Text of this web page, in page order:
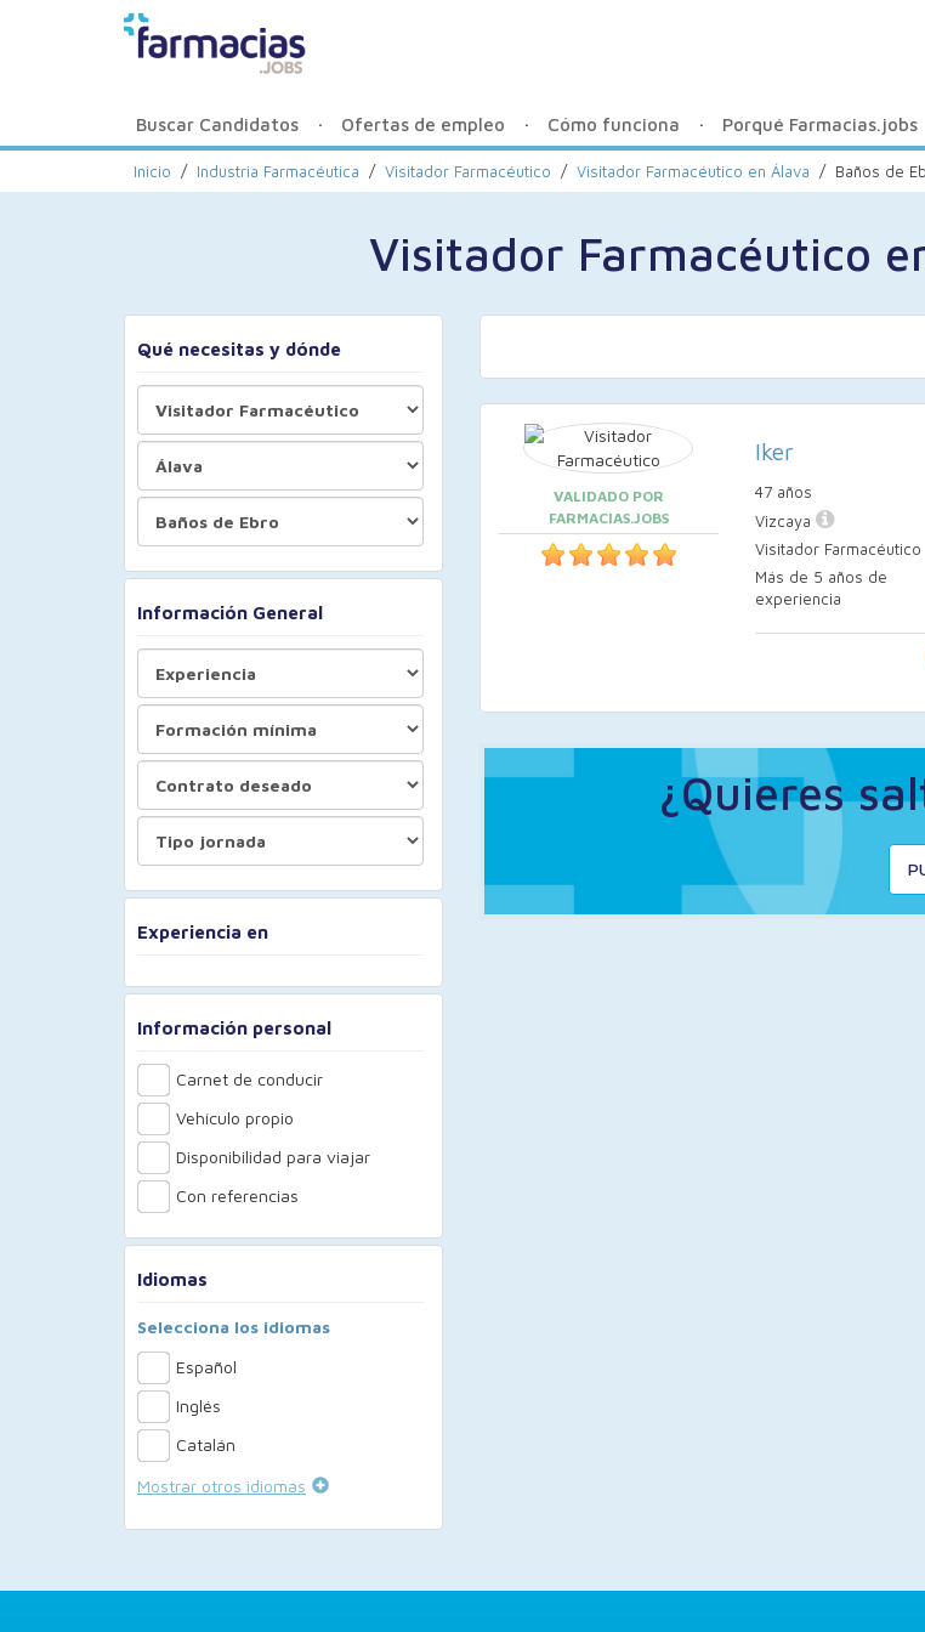
Buscar Candidatos Ofertas de empleo Cómo funciona Porqué Farmacias.jobs
Inicio / Industria Farmacéutica / Visitador Farmacéutico / Visitador Farmacéutico en Álava / Baños de
Visitador Farmacéutico
Qué necesitas y dónde
Información General
Experiencia en
Información personal
Carnet de conducir
Vehículo propio
Disponibilidad para viajar
Con referencias
Idiomas
Selecciona los idiomas
Español
Inglés
Catalán
Mostrar otros idiomas
VALIDADO POR
FARMACIAS.JOBS
Iker
47 años
Vizcaya
Visitador Farmacéutico
Más de 5 años de
experiencia
¿Quieres